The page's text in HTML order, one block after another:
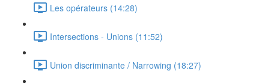
Les opérateurs (14:28)
Intersections - Unions (11:52)
Union discriminante / Narrowing (18:27)